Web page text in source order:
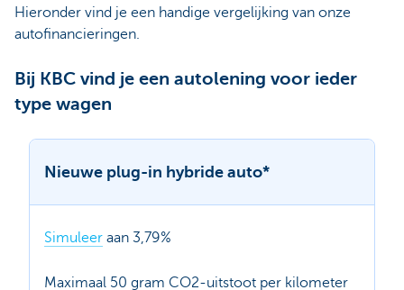
Hieronder vind je een handige vergelijking van onze
autofinancieringen.
Bij KBC vind je een autolening voor ieder
type wagen
Nieuwe plug-in hybride auto*
Simuleer aan 3,79%
Maximaal 50 gram CO2-uitstoot per kilometer